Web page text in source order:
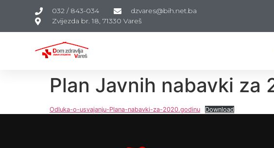
032 / 843-034
dzvares@bih.net.ba
Zvijezda br. 18, 71330 Vareš
Plan Javnih nabavki za
Odluka-o-usvajanju-Plana-nabavki-za-2020.godinu Download